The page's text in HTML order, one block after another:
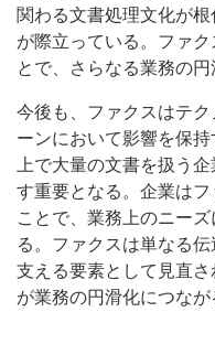
関わる文書処理文化が
が際立っている。ファ
とで、さらなる業務の円
今後も、ファクスはテ
ーンにおいて影響を保
上で大量の文書を扱う
す重要となる。企業は
ことで、業務上のニー
る。ファクスは単なる
支える要素として見直
が業務の円滑化につなが